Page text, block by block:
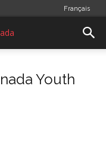
Français
Youth